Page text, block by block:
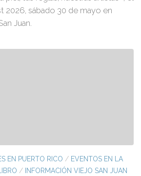
2026, sábado 30 de mayo en
Juan.
EN PUERTO RICO / EVENTOS EN LA
/ INFORMACIÓN VIEJO SAN JUAN